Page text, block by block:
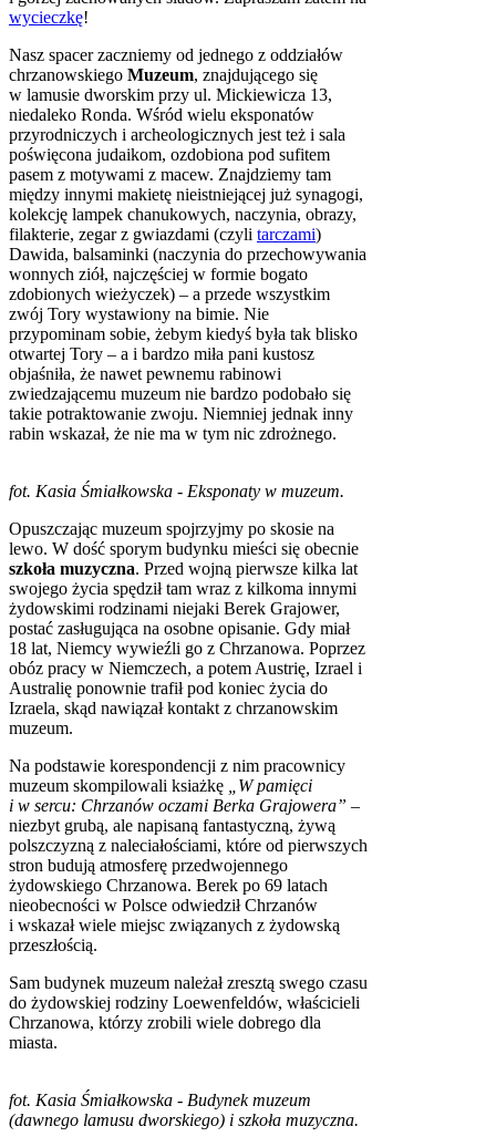
wycieczkę!
Nasz spacer zaczniemy od jednego z oddziałów
chrzanowskiego Muzeum, znajdującego się
w lamusie dworskim przy ul. Mickiewicza 13,
niedaleko Ronda. Wśród wielu eksponatów
przyrodniczych i archeologicznych jest też i sala
poświęcona judaikom, ozdobiona pod sufitem
pasem z motywami z macew. Znajdziemy tam
między innymi makietę nieistniejącej już synagogi,
kolekcję lampek chanukowych, naczynia, obrazy,
filakterie, zegar z gwiazdami (czyli tarczami)
Dawida, balsaminki (naczynia do przechowywania
wonnych ziół, najczęściej w formie bogato
zdobionych wieżyczek) – a przede wszystkim
zwój Tory wystawiony na bimie. Nie
przypominam sobie, żebym kiedyś była tak blisko
otwartej Tory – a i bardzo miła pani kustosz
objaśniła, że nawet pewnemu rabinowi
zwiedzającemu muzeum nie bardzo podobało się
takie potraktowanie zwoju. Niemniej jednak inny
rabin wskazał, że nie ma w tym nic zdrożnego.
fot. Kasia Śmiałkowska - Eksponaty w muzeum.
Opuszczając muzeum spojrzyjmy po skosie na
lewo. W dość sporym budynku mieści się obecnie
szkoła muzyczna. Przed wojną pierwsze kilka lat
swojego życia spędził tam wraz z kilkoma innymi
żydowskimi rodzinami niejaki Berek Grajower,
postać zasługująca na osobne opisanie. Gdy miał
18 lat, Niemcy wywieźli go z Chrzanowa. Poprzez
obóz pracy w Niemczech, a potem Austrię, Izrael i
Australię ponownie trafił pod koniec życia do
Izraela, skąd nawiązał kontakt z chrzanowskim
muzeum.
Na podstawie korespondencji z nim pracownicy
muzeum skompilowali ksiażkę
„W pamięci
i w sercu: Chrzanów oczami Berka Grajowera” –
niezbyt grubą, ale napisaną fantastyczną, żywą
polszczyzną z naleciałościami, które od pierwszych
stron budują atmosferę przedwojennego
żydowskiego Chrzanowa. Berek po 69 latach
nieobecności w Polsce odwiedził Chrzanów
i wskazał wiele miejsc związanych z żydowską
przeszłością.
Sam budynek muzeum należał zresztą swego czasu
do żydowskiej rodziny Loewenfeldów, właścicieli
Chrzanowa, którzy zrobili wiele dobrego dla
miasta.
fot. Kasia Śmiałkowska - Budynek muzeum
(dawnego lamusu dworskiego) i szkoła muzyczna.